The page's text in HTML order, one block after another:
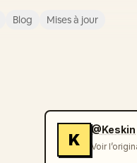
Blog Mises à jour
K
@Keskin
Voir